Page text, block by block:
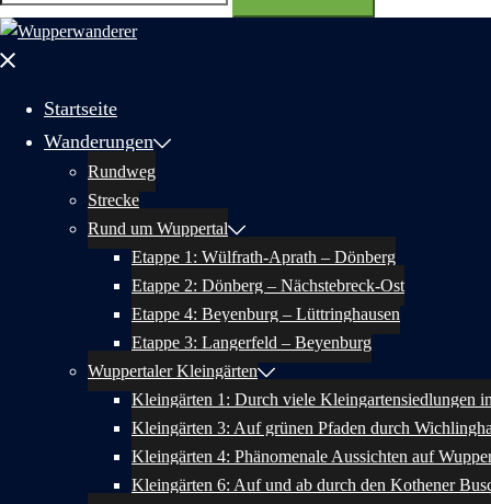
nach:
Menü
Startseite
Wanderungen
Rundweg
Strecke
Rund um Wuppertal
Etappe 1: Wülfrath-Aprath – Dönberg
Etappe 2: Dönberg – Nächstebreck-Ost
Etappe 4: Beyenburg – Lüttringhausen
Etappe 3: Langerfeld – Beyenburg
Wuppertaler Kleingärten
Kleingärten 1: Durch viele Kleingartensiedlungen
Kleingärten 3: Auf grünen Pfaden durch
Kleingärten 4: Phänomenale Aussichten auf
Kleingärten 6: Auf und ab durch den Kothener